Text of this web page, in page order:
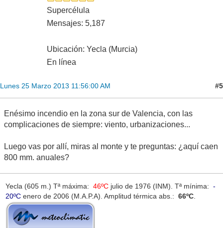
Supercélula
Mensajes: 5,187
Ubicación: Yecla (Murcia)
En línea
Lunes 25 Marzo 2013 11:56:00 AM #5
Enésimo incendio en la zona sur de Valencia, con las
complicaciones de siempre: viento, urbanizaciones...
Luego vas por allí, miras al monte y te preguntas: ¿aquí caen
800 mm. anuales?
Yecla (605 m.) Tª máxima: 46ºCjulio de 1976 (INM). Tª mínima: -
20ºCenero de 2006 (M.A.P.A). Amplitud térmica abs.: 66ºC.